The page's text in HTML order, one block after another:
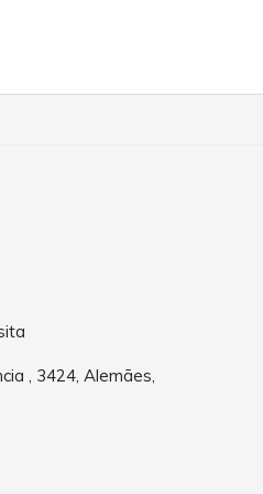
, 3424, Alemães,